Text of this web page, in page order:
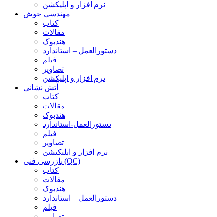
نرم افزار و اپلیکشن
مهندسی جوش
کتاب
مقالات
هندبوک
دستورالعمل – استاندارد
فیلم
تصاویر
نرم افزار و اپلیکشن
آتش نشانی
کتاب
مقالات
هندبوک
دستورالعمل-استاندارد
فیلم
تصاویر
نرم افزار و اپلیکیشن
بازرسی فنی (QC)
کتاب
مقالات
هندبوک
دستورالعمل – استاندارد
فیلم